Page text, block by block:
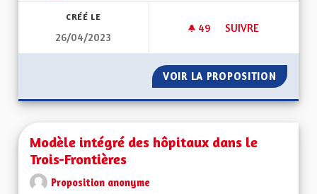
CRÉÉ LE
26/04/2023
49 49 ABONNÉS
SUIVRE
VOIR LA PROPOSITION
Modèle intégré des hôpitaux dans le
Trois-Frontières
Proposition anonyme